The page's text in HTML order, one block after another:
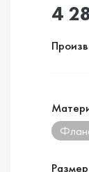
4
Размер